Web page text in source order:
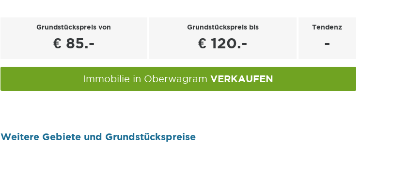
Grundstückspreis von
€ 85.-
Grundstückspreis bis
€ 120.-
Tendenz
-
Immobilie in Oberwagram VERKAUFEN
Weitere Gebiete und Grundstückspreise